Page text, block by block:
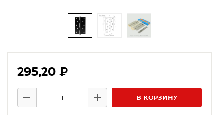
295,20 ₽
Минус
Плюс В КОРЗИНУ